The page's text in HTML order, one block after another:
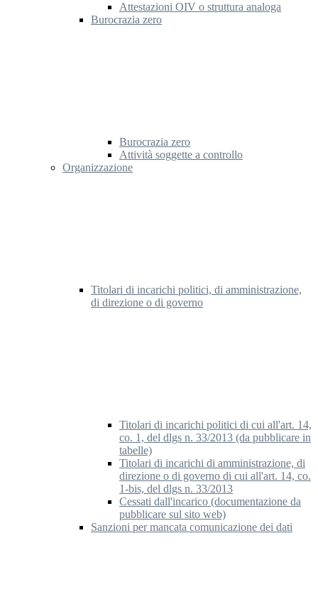
Attestazioni OIV o struttura analoga
Burocrazia zero
Burocrazia zero
Attività soggette a controllo
Organizzazione
Titolari di incarichi politici, di amministrazione,
di direzione o di governo
Titolari di incarichi politici di cui all'art. 14,
co. 1, del dlgs n. 33/2013 (da pubblicare in
tabelle)
Titolari di incarichi di amministrazione, di
direzione o di governo di cui all'art. 14, co.
1-bis, del dlgs n. 33/2013
Cessati dall'incarico (documentazione da
pubblicare sul sito web)
Sanzioni per mancata comunicazione dei dati